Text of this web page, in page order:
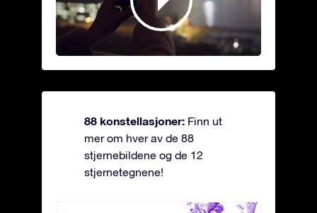
88 konstellasjoner: Finn ut
mer om hver av de 88
stjernebildene og de 12
stjernetegnene!